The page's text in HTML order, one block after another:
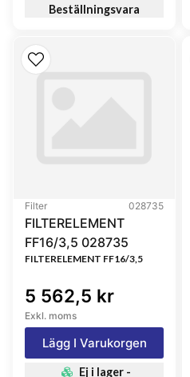
Beställningsvara
Filter 028735
FILTERELEMENT
FF16/3,5 028735
FILTERELEMENT FF16/3,5
5 562,5 kr
Exkl. moms
Lägg I Varukorgen
Ej i lager -